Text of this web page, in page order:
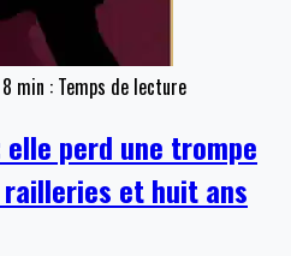
8 min : Temps de lecture
: elle perd une trompe
et huit ans